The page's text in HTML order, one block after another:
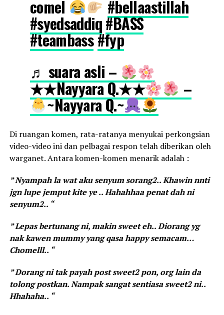
comel #bellaastillah
#syedsaddiq#BASS
#teambass#fyp
♬ suara asli –
★★Nayyara Q.★★ –
~Nayyara Q.~
Di ruangan komen, rata-ratanya menyukai perkongsian
video-video ini dan pelbagai respon telah diberikan oleh
warganet. Antara komen-komen menarik adalah :
” Nyampah la wat aku senyum sorang2.. Khawin nnti
jgn lupe jemput kite ye .. Hahahhaa penat dah ni
senyum2.. “
” Lepas bertunang ni, makin sweet eh.. Diorang yg
nak kawen mummy yang qasa happy semacam…
Chomelll.. “
” Dorang ni tak payah post sweet2 pon, org lain da
tolong postkan. Nampak sangat sentiasa sweet2 ni..
Hhahaha.. “